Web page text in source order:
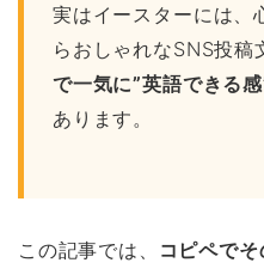
実はイースターには、
らおしゃれなSNS投稿
で一気に”英語できる
あります。
この記事では、
コピペで